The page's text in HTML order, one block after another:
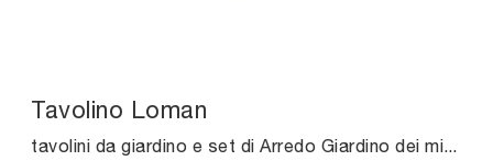
Tavolino Loman
tavolini da giardino e set di Arredo Giardino dei migliori brand: scopri di più sul modello Tavolino Loman di Ditre Italia, clicca subito!